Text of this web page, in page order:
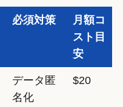
必須対策
月額コ
スト目
安
データ匿
名化
$20